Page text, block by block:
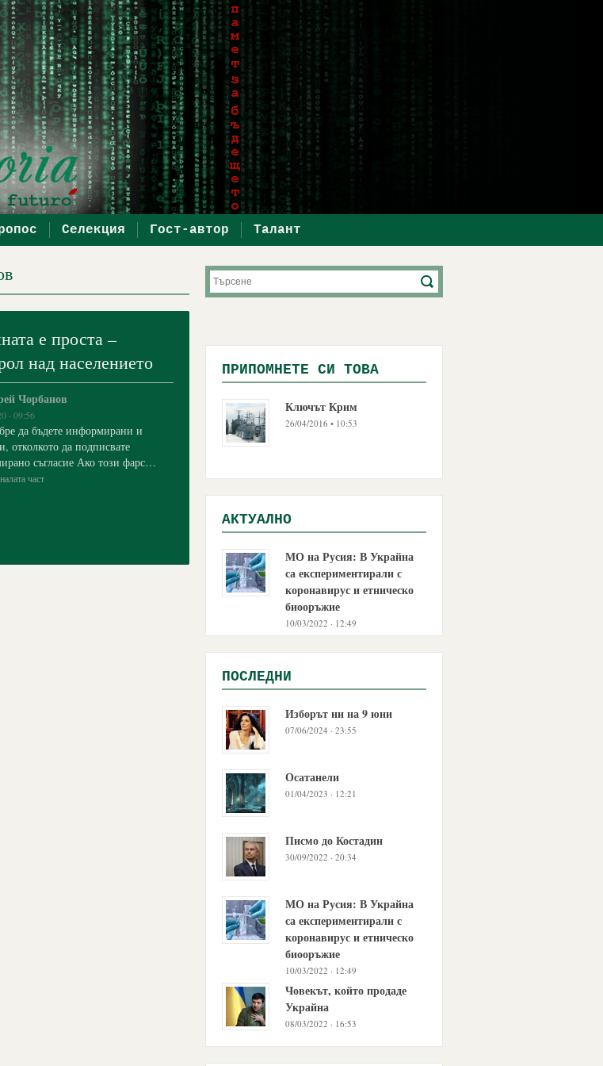
Селекция Гост-автор Талант
е проста –
над населението
Чорбанов
· 09:56
да бъдете информирани и
отколкото да подписвате
съгласие Ако този фарс…
част
ПРИПОМНЕТЕ СИ ТОВА
Ключът Крим
26/04/2016 • 10:53
АКТУАЛНО
МО на Русия: В Украйна
са експериментирали с
коронавирус и етническо
биооръжие
10/03/2022 · 12:49
ПОСЛЕДНИ
Изборът ни на 9 юни
07/06/2024 · 23:55
Осатанели
01/04/2023 · 12:21
Писмо до Костадин
30/09/2022 · 20:34
МО на Русия: В Украйна
са експериментирали с
коронавирус и етническо
биооръжие
10/03/2022 · 12:49
Човекът, който продаде
Украйна
08/03/2022 · 16:53